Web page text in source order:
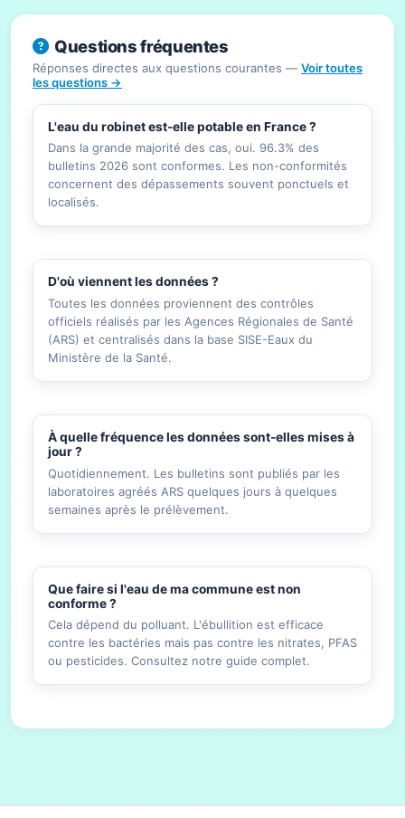
Questions fréquentes
Réponses directes aux questions courantes — Voir toutes
les questions →
L'eau du robinet est-elle potable en France ?
Dans la grande majorité des cas, oui. 96.3% des
bulletins 2026 sont conformes. Les non-conformités
concernent des dépassements souvent ponctuels et
localisés.
D'où viennent les données ?
Toutes les données proviennent des contrôles
officiels réalisés par les Agences Régionales de Santé
(ARS) et centralisés dans la base SISE-Eaux du
Ministère de la Santé.
À quelle fréquence les données sont-elles mises à
jour ?
Quotidiennement. Les bulletins sont publiés par les
laboratoires agréés ARS quelques jours à quelques
semaines après le prélèvement.
Que faire si l'eau de ma commune est non
conforme ?
Cela dépend du polluant. L'ébullition est efficace
contre les bactéries mais pas contre les nitrates, PFAS
ou pesticides. Consultez notre guide complet.